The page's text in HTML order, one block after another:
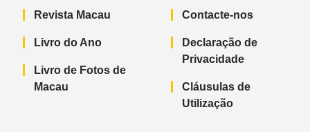
Revista Macau
Livro do Ano
Livro de Fotos de
Macau
Contacte-nos
Declaração de
Privacidade
Cláusulas de
Utilização